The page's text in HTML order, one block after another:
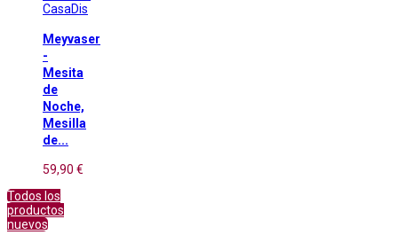
CasaDis
Meyvaser
-
Mesita
de
Noche,
Mesilla
de...
59,90 €
Todos los
productos
nuevos